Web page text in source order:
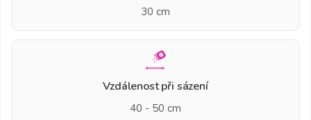
30 cm
Vzdálenost při sázení
40 - 50 cm